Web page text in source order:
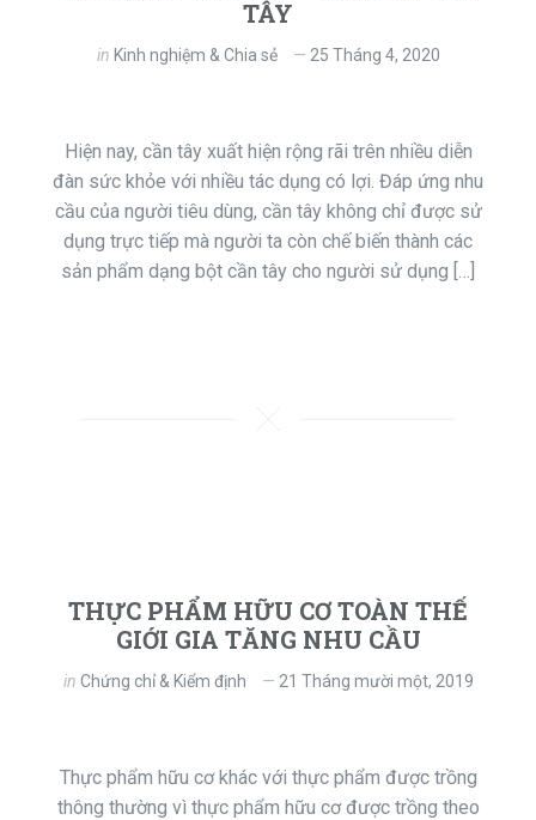
TÂY
in Kinh nghiệm & Chia sẻ 25 Tháng 4, 2020
Hiện nay, cần tây xuất hiện rộng rãi trên nhiều diễn
đàn sức khỏe với nhiều tác dụng có lợi. Đáp ứng nhu
cầu của người tiêu dùng, cần tây không chỉ được sử
dụng trực tiếp mà người ta còn chế biến thành các
sản phẩm dạng bột cần tây cho người sử dụng […]
THỰC PHẨM HỮU CƠ TOÀN THẾ
GIỚI GIA TĂNG NHU CẦU
in Chứng chỉ & Kiểm định 21 Tháng mười một, 2019
Thực phẩm hữu cơ khác với thực phẩm được trồng
thông thường vì thực phẩm hữu cơ được trồng theo